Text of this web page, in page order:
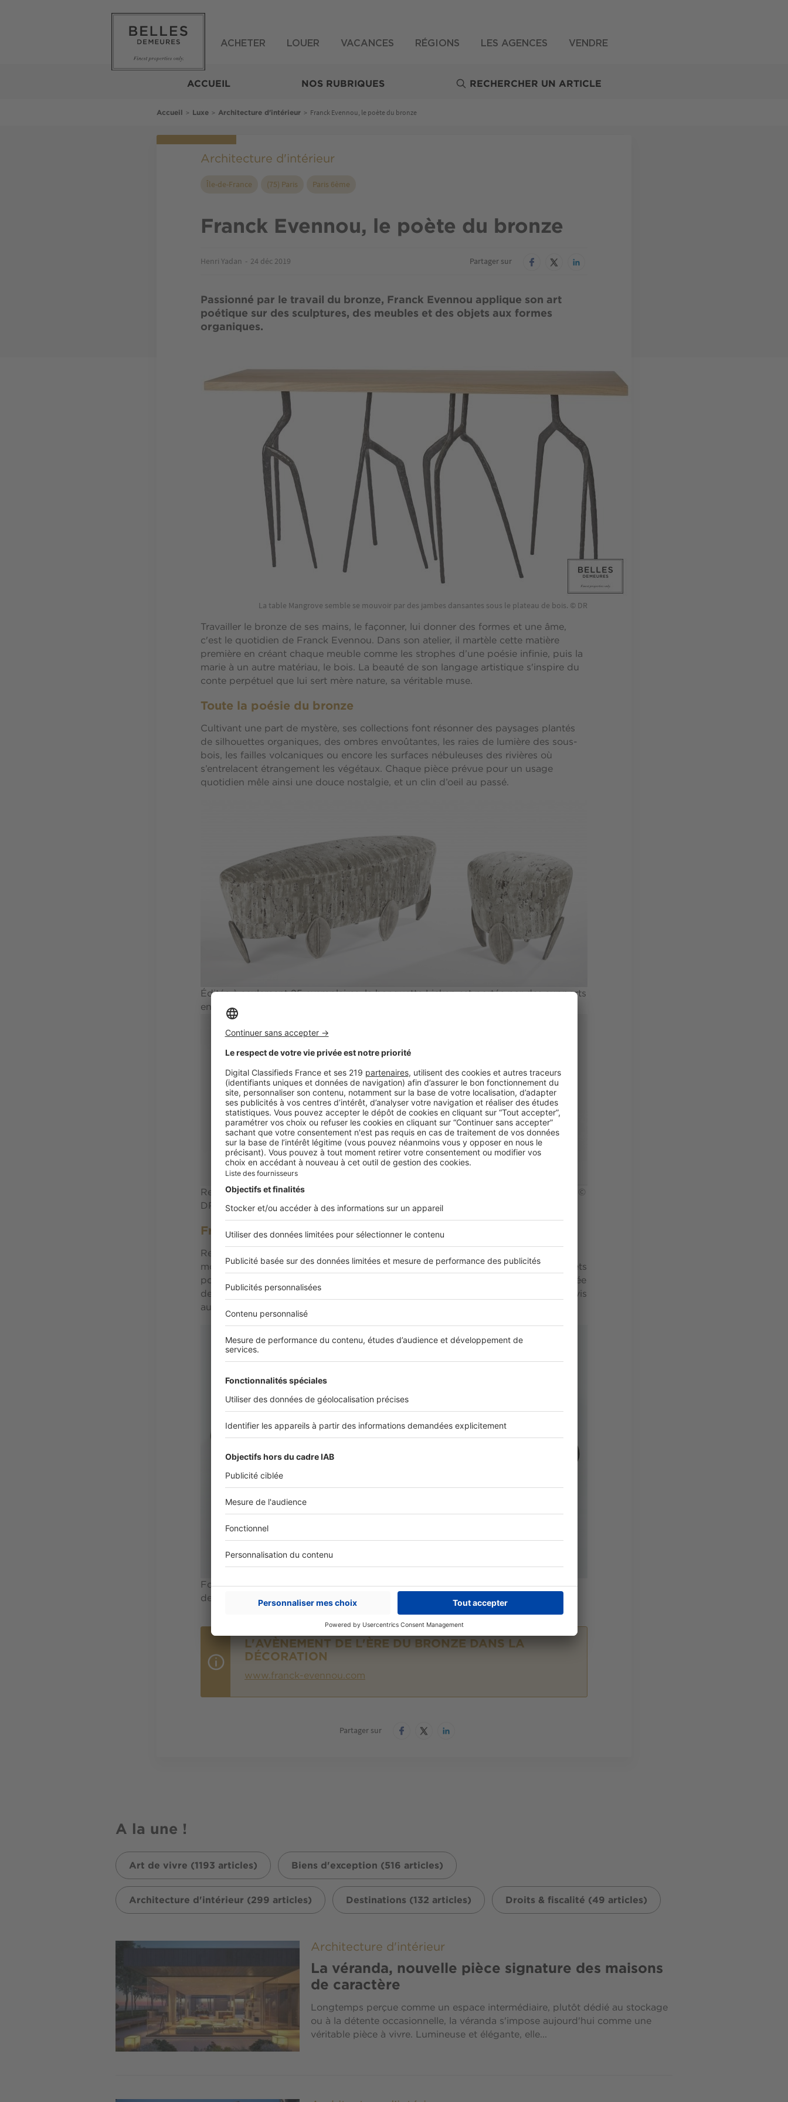
ACHETER LOUER VACANCES RÉGIONS LES AGENCES VENDRE
ACCUEIL NOS RUBRIQUES RECHERCHER UN ARTICLE
Fil
Accueil > Luxe > Architecture d'intérieur > Franck Evennou, le poète du bronze
Architecture d'intérieur
Île-de-France (75) Paris Paris 6ème
Franck Evennou, le poète du bronze
Henri Yadan 24 déc 2019 Partager sur
Passionné par le travail du bronze, Franck Evennou applique son art
poétique sur des sculptures, des meubles et des objets aux formes
organiques.
La table Mangrove semble se mouvoir par des jambes dansantes sous le plateau de bois. © DR
Travailler le bronze de ses mains, le façonner, lui donner des formes et une âme,
c'est le quotidien de Franck Evennou. Dans son atelier, il martèle cette matière
première en créant chaque meuble comme les strophes d’une poésie infinie, puis la
marie à un autre matériau, le bois. La beauté de son langage artistique s'inspire du
conte perpétuel que lui sert mère nature, sa véritable muse.
Toute la poésie du bronze
Cultivant une part de mystère, ses collections font résonner des paysages plantés
de silhouettes organiques, des ombres envoûtantes, les raies de lumière des sous-
bois, les failles volcaniques ou encore les surfaces nébuleuses des rivières où
s’entrelacent étrangement les végétaux. Chaque pièce prévue pour un usage
quotidien mêle ainsi une douce nostalgie, et un clin d’oeil au passé.
Éditée à seulement 25 exemplaires, la banquette Licken est portée par des supports
en bronze nickelé. © DR
Reposant sur des pieds en forme de feuille, le pouf small est robuste, mais aérien. ©
DR
Franck Evennou autour du monde
Représenté par la galerie parisienne Avant-Scène, il a réalisé le projet de la porte
monumentale de la résidence de l’Ambassade de France au Liban, conçu des objets
pour Daum, des bijoux pour la Monnaie de Paris, une forêt de bronze pour le Musée
de la Chasse et de la Nature et un bureau sculptural dédié au Mobilier National. Avis
aux collectionneurs, il voit aujourd'hui sa cote s'envoler.
Formée de plusieurs plateaux, la table basse Lotus est l'une des grandes réussites
de l'artiste. © DR
L'AVÈNEMENT DE L'ÈRE DU BRONZE DANS LA
DÉCORATION
www.franck-evennou.com
Partager sur
A la une !
Art de vivre (1193 articles) Biens d'exception (516 articles)
Architecture d'intérieur (299 articles) Destinations (132 articles) Droits & fiscalité (49 articles)
Image Architecture d'intérieur
La véranda, nouvelle pièce signature des maisons
de caractère
Longtemps perçue comme un espace intermédiaire, plutôt dédié au stockage
ou à la détente occasionnelle, la véranda s'impose aujourd'hui comme une
véritable pièce à vivre. Lumineuse et élégante, elle...